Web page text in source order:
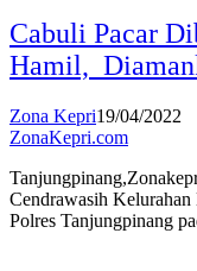
Cabuli Pacar
Hamil,
Zona Kepri19/04/2022
ZonaKepri.com
Cendrawasih
Polres Tanjungpinang